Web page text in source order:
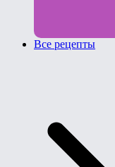
Все рецепты